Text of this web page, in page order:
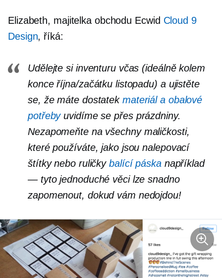
Elizabeth, majitelka obchodu Ecwid Cloud 9
Design, říká:
Udělejte si inventuru včas (ideálně kolem
konce října/začátku listopadu) a ujistěte
se, že máte dostatek materiál a obalové
potřebyuvidíme se přes prázdniny.
Nezapomeňte na všechny maličkosti,
které používáte, jako jsou nalepovací
štítky nebo ruličky balící páskanapříklad
— tyto jednoduché věci lze snadno
zapomenout, dokud vám nedojdou!